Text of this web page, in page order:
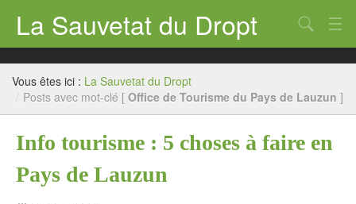
La Sauvetat du Dropt
Accueil
Mairie
Chercher
Vous êtes ici : La Sauvetat du Dropt
/ Posts avec mot-clé [ Office de Tourisme du Pays de Lauzun ]
Info tourisme : 5 choses à faire en
Pays de Lauzun